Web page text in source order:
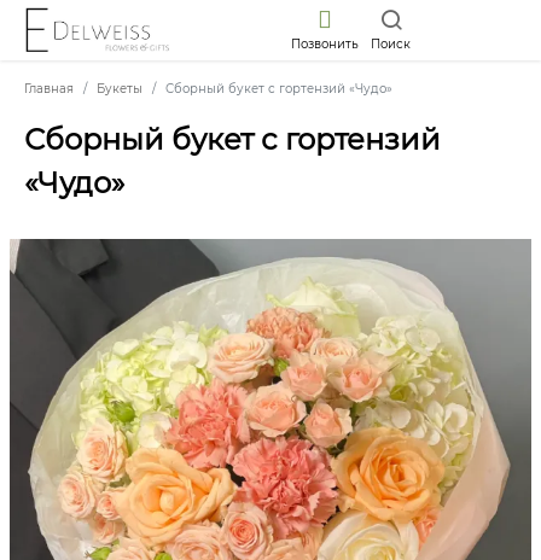
Позвонить Поиск
Главная Букеты Сборный букет с гортензий «Чудо»
Сборный букет с гортензий
«Чудо»